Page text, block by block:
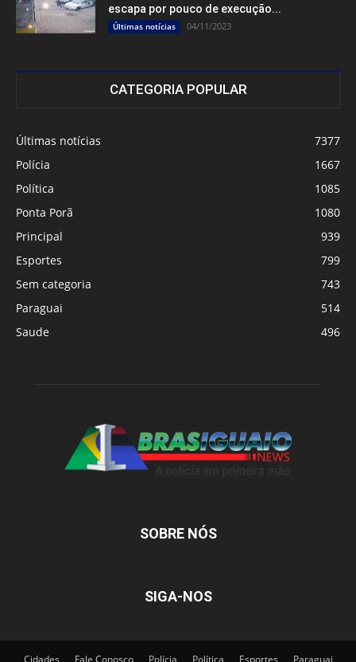
escapa por pouco de execução...
Últimas notícias 04/11/2023
CATEGORIA POPULAR
Últimas notícias
7377
Polícia
1667
Política
1085
Ponta Porã
1080
Principal
939
Esportes
799
Sem categoria
743
Paraguai
514
Saude
496
SOBRE NÓS
SIGA-NOS